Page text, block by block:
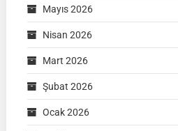
Mayıs 2026
Nisan 2026
Mart 2026
Şubat 2026
Ocak 2026